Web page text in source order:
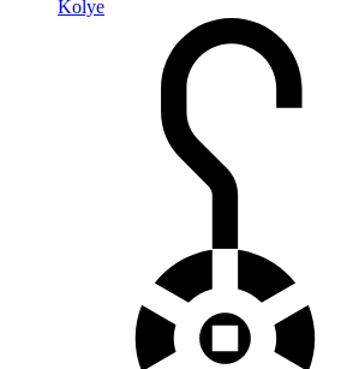
Kolye